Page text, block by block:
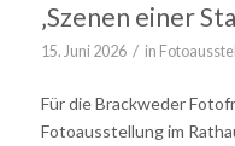
‚Szenen einer
15. Juni 2026 / in
Für die Brackweder
Fotoausstellung im